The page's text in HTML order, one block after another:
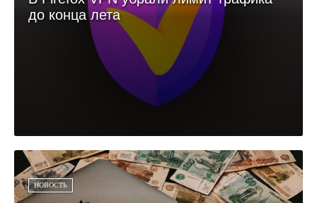
до конца лета
НОВОСТЬ